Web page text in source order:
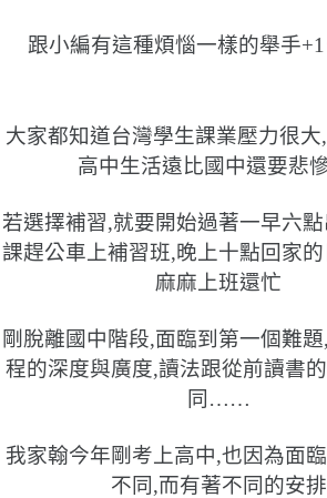
跟小編有這種煩惱一樣的舉手+1
大家都知道台灣學生課業壓力很
高中生活遠比國中還要悲
若選擇補習,就要開始過著一早六
課趕公車上補習班,晚上十點回家
麻麻上班還忙
剛脫離國中階段,面臨到第一個難
程的深度與廣度,讀法跟從前讀書
同……
我家翰今年剛考上高中,也因為面
不同,而有著不同的安排